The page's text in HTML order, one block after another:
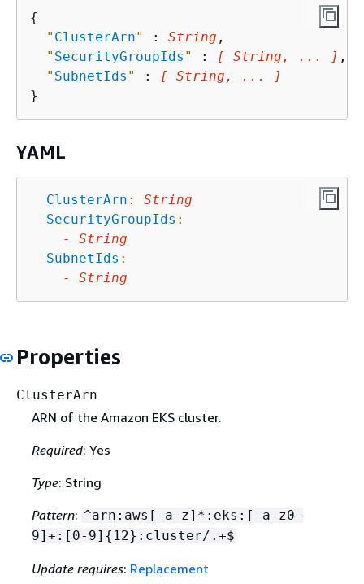
{
" ClusterArn" : String ,
" SecurityGroupIds " : [ String, ... ] ,
" SubnetIds " :
[ String, ... ]
YAML
ClusterArn :
String
SecurityGroupIds :
-
String
SubnetIds :
-
String
Properties
ClusterArn
ARN of the Amazon EKS cluster.
Required: Yes
Type: String
Pattern: ^arn:aws[-a-z]*:eks:[-a-z0-
9]+:[0-9] { 12}:cluster/.+$
Update requires: Replacement